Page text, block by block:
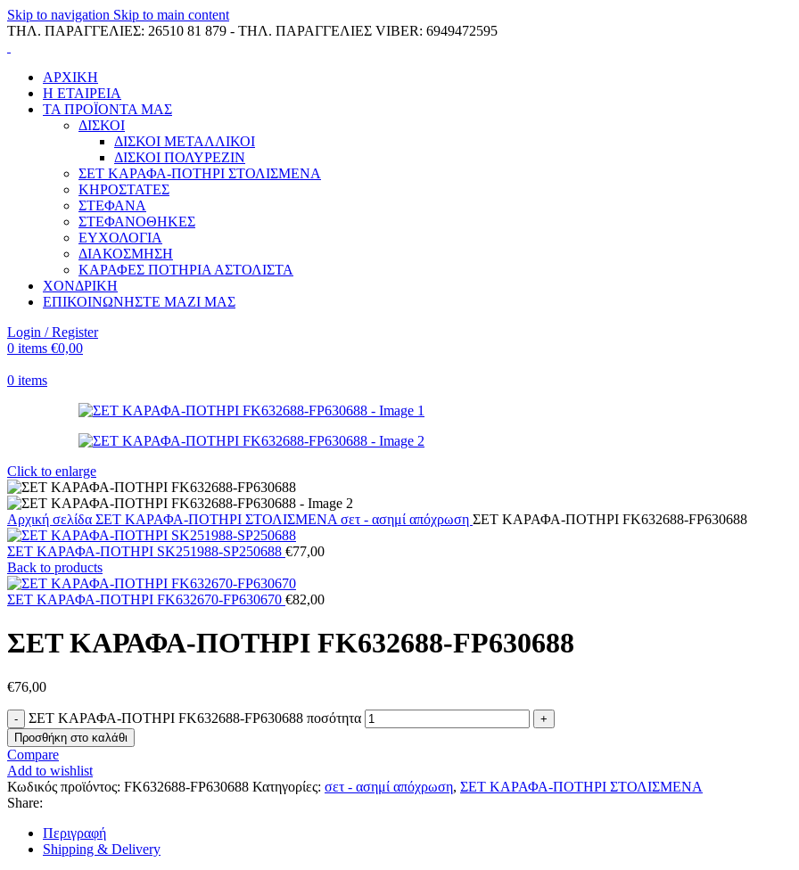
Skip to navigation Skip to main content
ΤΗΛ. ΠΑΡΑΓΓΕΛΙΕΣ: 26510 81 879 - ΤΗΛ. ΠΑΡΑΓΓΕΛΙΕΣ VIBER: 6949472595
ΑΡΧΙΚΗ
Η ΕΤΑΙΡΕΙΑ
ΤΑ ΠΡΟΪΟΝΤΑ ΜΑΣ
ΔΙΣΚΟΙ
ΔΙΣΚΟΙ ΜΕΤΑΛΛΙΚΟΙ
ΔΙΣΚΟΙ ΠΟΛΥΡΕΖΙΝ
ΣΕΤ ΚΑΡΑΦΑ-ΠΟΤΗΡΙ ΣΤΟΛΙΣΜΕΝΑ
ΚΗΡΟΣΤΑΤΕΣ
ΣΤΕΦΑΝΑ
ΣΤΕΦΑΝΟΘΗΚΕΣ
ΕΥΧΟΛΟΓΙΑ
ΔΙΑΚΟΣΜΗΣΗ
ΚΑΡΑΦΕΣ ΠΟΤΗΡΙΑ ΑΣΤΟΛΙΣΤΑ
ΧΟΝΔΡΙΚΗ
ΕΠΙΚΟΙΝΩΝΗΣΤΕ ΜΑΖΙ ΜΑΣ
Login / Register
0 items €0,00
0 items
Click to enlarge
Αρχική σελίδα ΣΕΤ ΚΑΡΑΦΑ-ΠΟΤΗΡΙ ΣΤΟΛΙΣΜΕΝΑ σετ - ασημί απόχρωση ΣΕΤ ΚΑΡΑΦΑ-ΠΟΤΗΡΙ FK632688-FP630688
ΣΕΤ ΚΑΡΑΦΑ-ΠΟΤΗΡΙ SK251988-SP250688 €77,00
Back to products
ΣΕΤ ΚΑΡΑΦΑ-ΠΟΤΗΡΙ FK632670-FP630670 €82,00
ΣΕΤ ΚΑΡΑΦΑ-ΠΟΤΗΡΙ FK632688-FP630688
€76,00
ΣΕΤ ΚΑΡΑΦΑ-ΠΟΤΗΡΙ FK632688-FP630688 ποσότητα
Προσθήκη στο καλάθι
Compare
Add to wishlist
Κωδικός προϊόντος: FK632688-FP630688 Κατηγορίες: σετ - ασημί απόχρωση, ΣΕΤ ΚΑΡΑΦΑ-ΠΟΤΗΡΙ ΣΤΟΛΙΣΜΕΝΑ
Share:
Περιγραφή
Shipping & Delivery